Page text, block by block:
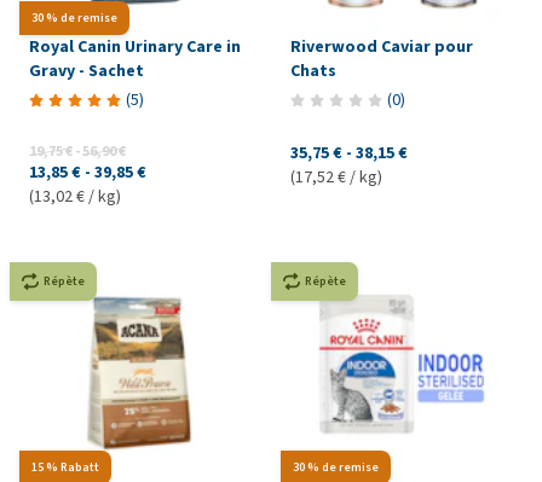
30 % de remise
Royal Canin Urinary Care in
Gravy - Sachet
(5)
19,75 €-56,90 €
13,85 € - 39,85 €
(13,02 € / kg)
Riverwood Caviar pour
Chats
(0)
35,75 € - 38,15 €
(17,52 € / kg)
15 % Rabatt
Répète
30 % de remise
Répète